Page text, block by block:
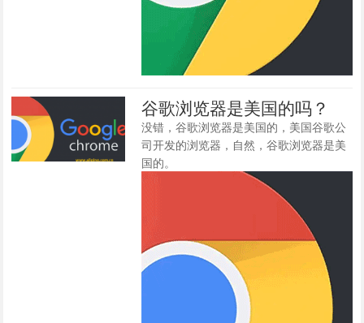
谷歌浏览器是美国的吗？
没错，谷歌浏览器是美国的，美国谷歌公
司开发的浏览器，自然，谷歌浏览器是美
国的。